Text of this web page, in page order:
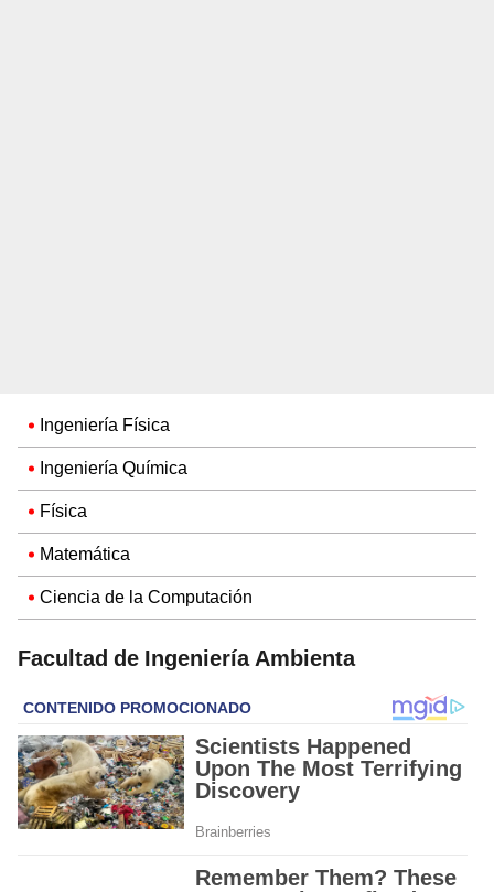
Ingeniería Física
Ingeniería Química
Física
Matemática
Ciencia de la Computación
Facultad de Ingeniería Ambienta